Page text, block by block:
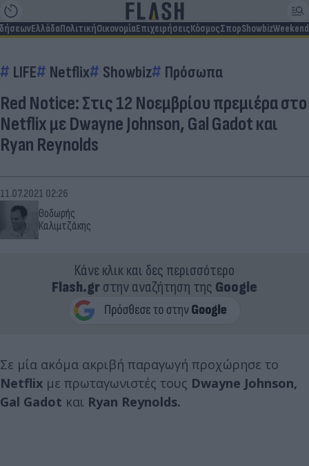
ΕλλάδαΠολιτικήΟικονομίαΕπιχειρήσειςΚόσμοςΣπορShowbizWeekend
LIFE Netflix Showbiz Πρόσωπα
Red Notice: Στις 12 Νοεμβρίου πρεμιέρα στο
Netflix με Dwayne Johnson, Gal Gadot και
Ryan Reynolds
Θοδωρής
Καλιμτζάκης
11.07.2021 02:26
Κάνε κλικ και δες περισσότερο
Flash.grστην αναζήτηση της Google
Σε μία ακόμα ακριβή παραγωγή προχώρησε το
Netflix με πρωταγωνιστές τους Dwayne Johnson,
Gal Gadot και Ryan Reynolds.